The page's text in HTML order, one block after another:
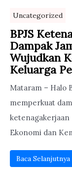
Uncategorized
BPJS
Dampak
Wujudkan
Keluarga
Mataram – Halo
memperkuat
ketenagakerjaan
Ekonomi dan
Baca Selanjutnya